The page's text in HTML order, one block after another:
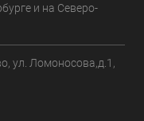
и на Северо-
ул. Ломоносова,д.1,